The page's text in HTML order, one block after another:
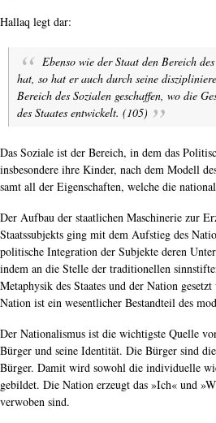
Hallaq legt dar:
Ebenso wie der Staat den Bereich
hat, so hat er auch durch seine
Bereich des Sozialen geschaffen, wo die
des Staates entwickelt. (105)
Das Soziale ist der Bereich, in dem das
insbesondere ihre Kinder, nach dem Modell
samt all der Eigenschaften, welche die
Der Aufbau der staatlichen Maschinerie zur
Staatssubjekts ging mit dem Aufstieg des
politische Integration der Subjekte deren
indem an die Stelle der traditionellen
Metaphysik des Staates und der Nation
Nation ist ein wesentlicher Bestandteil des
Der Nationalismus ist die wichtigste Quelle
Bürger und seine Identität. Die Bürger sind
Bürger. Damit wird sowohl die individuelle
gebildet. Die Nation erzeugt das »Ich« und
verwoben sind.